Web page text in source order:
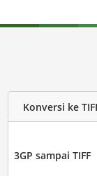
Konversi ke
3GP sampai TIFF